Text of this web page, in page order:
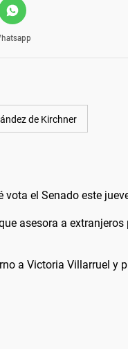
de Kirchner
vota el Senado este
asesora a extranjeros
a Victoria Villarruel y